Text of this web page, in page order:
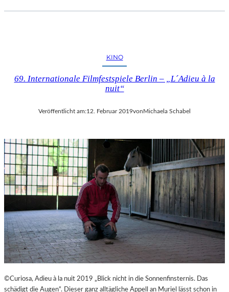
KINO
69. Internationale Filmfestspiele Berlin – „L´Adieu à la
nuit“
Veröffentlicht am:12. Februar 2019vonMichaela Schabel
©Curiosa, Adieu à la nuit 2019 „Blick nicht in die Sonnenfinsternis. Das
schädigt die Augen“. Dieser ganz alltägliche Appell an Muriel lässt schon in